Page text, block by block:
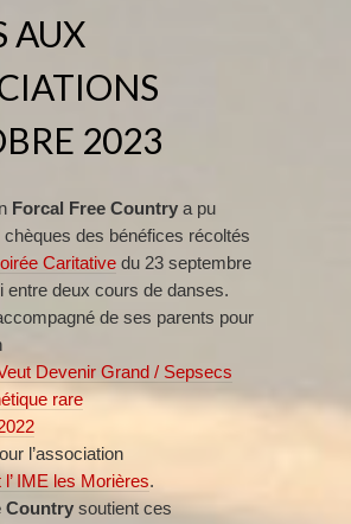
AUX
2023
Forcal Free Country a pu
chèques des bénéfices récoltés
Caritative du 23 septembre
entre deux cours de danses.
de ses parents pour
Devenir Grand / Sepsecs
rare
l’association
IME les Morières.
Country soutient ces